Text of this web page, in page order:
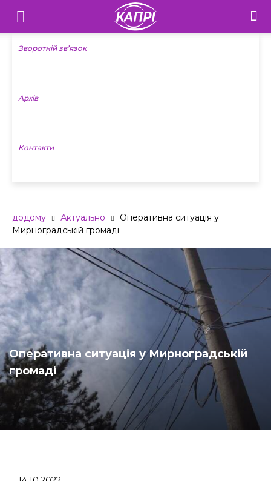
Телебачення
«Капрі»
Новини
Зворотній зв’язок
Архів
Контакти
додому Актуально
Оперативна ситуація у
Мирноградській громаді
Оперативна ситуація у Мирноградській
громаді